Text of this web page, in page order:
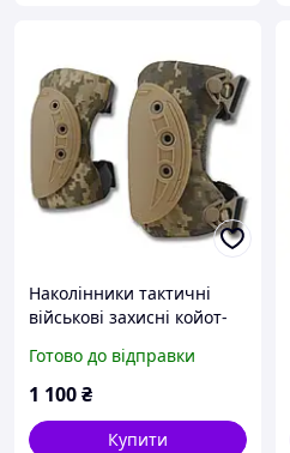
Наколінники тактичні
військові захисні койот-
Готово до відправки
1 100₴
Купити